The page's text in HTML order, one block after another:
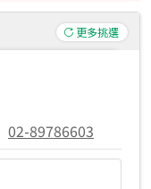
更多挑選
02-89786603